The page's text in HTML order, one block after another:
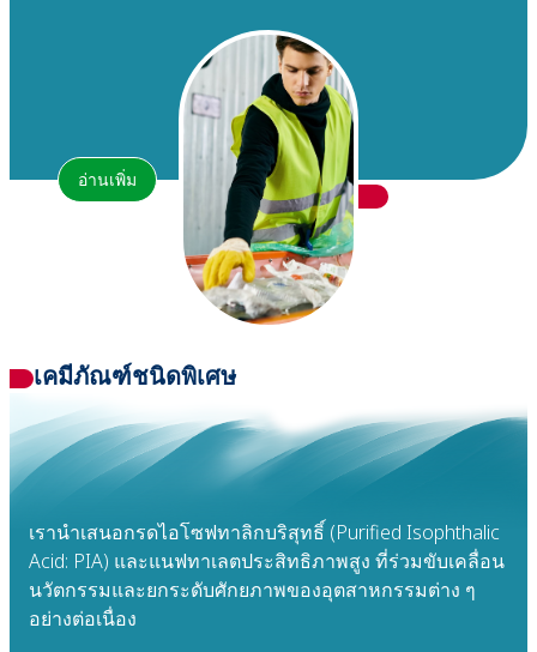
อ่านเพิ่ม
เคมีภัณฑ์ชนิดพิเศษ
เรานำเสนอกรดไอโซฟทาลิกบริสุทธิ์ (Purified Isophthalic
Acid: PIA) และแนฟทาเลตประสิทธิภาพสูง ที่ร่วมขับเคลื่อน
นวัตกรรมและยกระดับศักยภาพของอุตสาหกรรมต่าง ๆ
อย่างต่อเนื่อง